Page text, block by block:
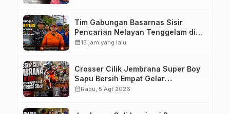
Tim Gabungan Basarnas Sisir
Pencarian Nelayan Tenggelam di
Perairan Pantai Pengambengan
calendar_month13 jam yang lalu
Crosser Cilik Jembrana Super Boy
Sapu Bersih Empat Gelar
Motocross 50cc
calendar_monthRabu, 5 Agt 2026